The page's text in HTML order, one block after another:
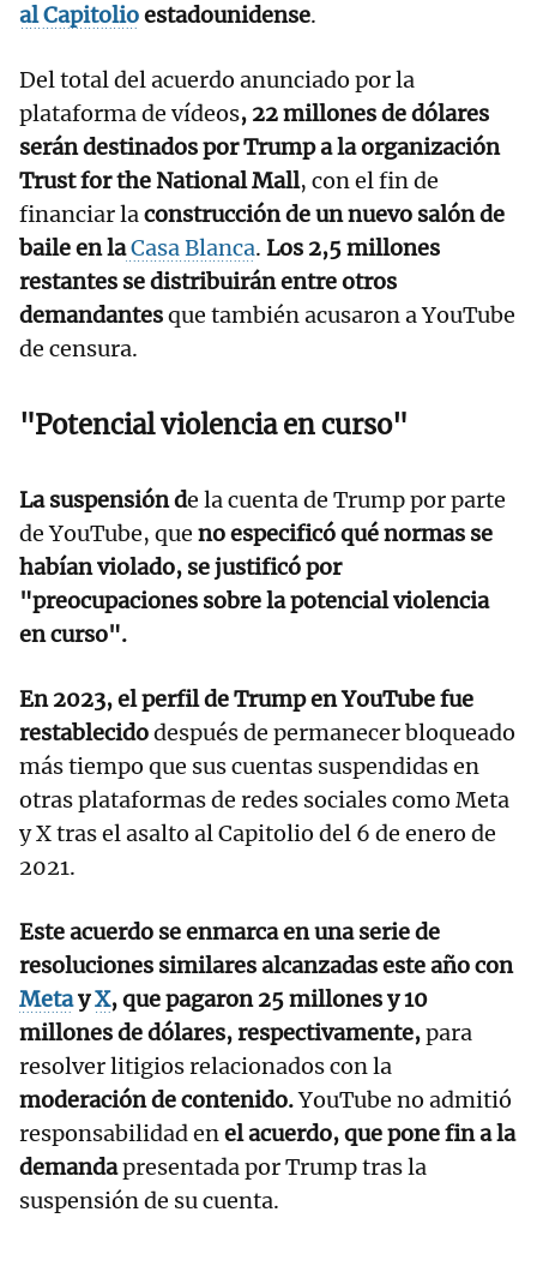
al Capitolioestadounidense.
Del total del acuerdo anunciado por la
plataforma de vídeos, 22 millones de dólares
serán destinados por Trump a la organización
Trust for the National Mall, con el fin de
financiar laconstrucción de un nuevo salón de
baile en laCasa Blanca. Los 2,5 millones
restantes se distribuirán entre otros
demandantesque también acusaron a YouTube
de censura.
"Potencial violencia en curso"
La suspensión de la cuenta de Trump por parte
de YouTube, que no especificó qué normas se
habían violado, se justificó por
"preocupaciones sobre la potencial violencia
en curso".
En 2023, el perfil de Trump en YouTube fue
restablecidodespués de permanecer bloqueado
más tiempo que sus cuentas suspendidas en
otras plataformas de redes sociales como Meta
y X tras el asalto al Capitolio del 6 de enero de
2021.
Este acuerdo se enmarca en una serie de
resoluciones similares alcanzadas este año con
MetayX, que pagaron 25 millones y 10
millones de dólares, respectivamente,para
resolver litigios relacionados con la
moderación de contenido.YouTube no admitió
responsabilidad enel acuerdo, que pone fin a la
demandapresentada por Trump tras la
suspensión de su cuenta.